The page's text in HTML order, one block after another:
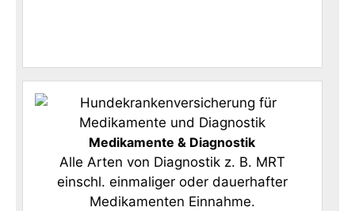
Medikamente & Diagnostik
Alle Arten von Diagnostik z. B. MRT
einschl. einmaliger oder dauerhafter
Medikamenten Einnahme.